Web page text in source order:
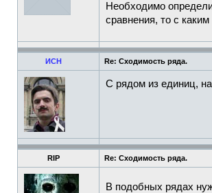
Необходимо
сравнения, то с
ИСН Re: Сходимость ряда.
C рядом из единиц,
RIP Re: Сходимость ряда.
В подобных рядах